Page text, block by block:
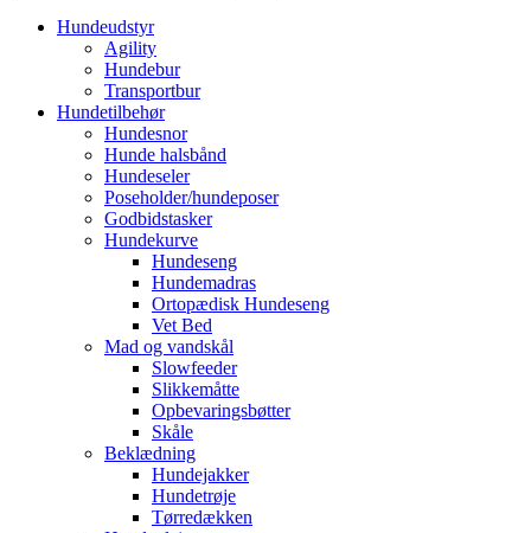
Hundeudstyr
Agility
Hundebur
Transportbur
Hundetilbehør
Hundesnor
Hunde halsbånd
Hundeseler
Poseholder/hundeposer
Godbidstasker
Hundekurve
Hundeseng
Hundemadras
Ortopædisk Hundeseng
Vet Bed
Mad og vandskål
Slowfeeder
Slikkemåtte
Opbevaringsbøtter
Skåle
Beklædning
Hundejakker
Hundetrøje
Tørredækken